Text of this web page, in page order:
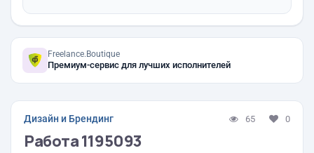
Freelance.Boutique
Премиум-сервис для лучших исполнителей
Дизайн и Брендинг 65 0
Работа 1195093